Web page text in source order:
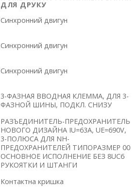
ДЛЯ ДРУКУ
Синхронний двигун
Синхронний двигун
Синхронний двигун
3-ФАЗНАЯ ВВОДНАЯ КЛЕММА, ДЛЯ 3-
ФАЗНОЙ ШИНЫ, ПОДКЛ. СНИЗУ
РАЗЪЕДИНИТЕЛЬ-ПРЕДОХРАНИТЕЛЬ
НОВОГО ДИЗАЙНА IU=63A, UE=690V,
3-ПОЛЮСА ДЛЯ NH-
ПРЕДОХРАНИТЕЛЕЙ ТИПОРАЗМЕР 00
ОСНОВНОЕ ИСПОЛНЕНИЕ БЕЗ 8UC6
РУКОЯТКИ И ШТАНГИ
Контактна кришка